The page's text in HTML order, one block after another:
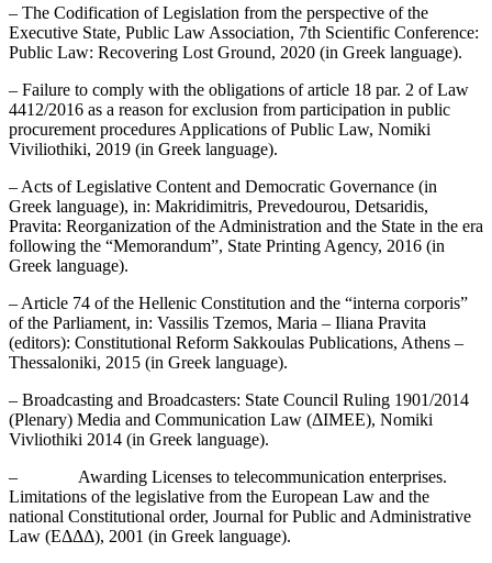
– The Codification of Legislation from the perspective of the
Executive State, Public Law Association, 7th Scientific Conference:
Public Law: Recovering Lost Ground, 2020 (in Greek language).
– Failure to comply with the obligations of article 18 par. 2 of Law
4412/2016 as a reason for exclusion from participation in public
procurement procedures Applications of Public Law, Nomiki
Viviliothiki, 2019 (in Greek language).
– Acts of Legislative Content and Democratic Governance (in
Greek language), in: Makridimitris, Prevedourou, Detsaridis,
Pravita: Reorganization of the Administration and the State in the era
following the “Memorandum”, State Printing Agency, 2016 (in
Greek language).
– Article 74 of the Hellenic Constitution and the “interna corporis”
of the Parliament, in: Vassilis Tzemos, Maria – Iliana Pravita
(editors): Constitutional Reform Sakkoulas Publications, Athens –
Thessaloniki, 2015 (in Greek language).
– Broadcasting and Broadcasters: State Council Ruling 1901/2014
(Plenary) Media and Communication Law (ΔΙΜΕΕ), Nomiki
Vivliothiki 2014 (in Greek language).
– Awarding Licenses to telecommunication enterprises.
Limitations of the legislative from the European Law and the
national Constitutional order, Journal for Public and Administrative
Law (ΕΔΔΔ), 2001 (in Greek language).